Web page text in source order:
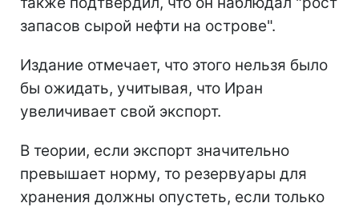
запасов сырой нефти на острове".
Издание отмечает, что этого нельзя было
бы ожидать, учитывая, что Иран
увеличивает свой экспорт.
В теории, если экспорт значительно
превышает норму, то резервуары для
хранения должны опустеть, если только